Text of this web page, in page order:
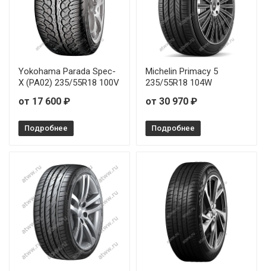
Yokohama Parada Spec-
X (PA02) 235/55R18 100V
от 17 600 ₽
Подробнее
Michelin Primacy 5
235/55R18 104W
от 30 970 ₽
Подробнее